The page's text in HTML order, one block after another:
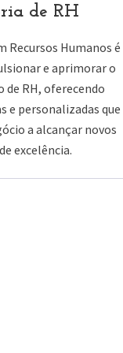
de RH
Recursos Humanos é
e aprimorar o
RH, oferecendo
e personalizadas que
a alcançar novos
excelência.